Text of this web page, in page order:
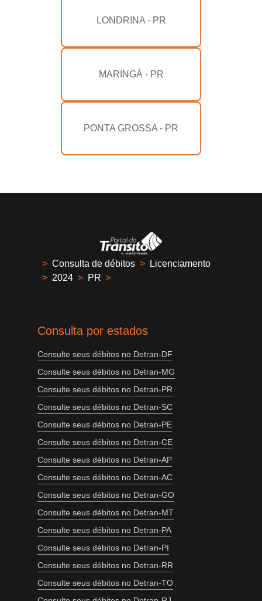
LONDRINA - PR
MARINGÁ - PR
PONTA GROSSA - PR
> Consulta de débitos >
Licenciamento
> 2024 > PR >
Consulta por estados
Consulte seus débitos no Detran-DF
Consulte seus débitos no Detran-MG
Consulte seus débitos no Detran-PR
Consulte seus débitos no Detran-SC
Consulte seus débitos no Detran-PE
Consulte seus débitos no Detran-CE
Consulte seus débitos no Detran-AP
Consulte seus débitos no Detran-AC
Consulte seus débitos no Detran-GO
Consulte seus débitos no Detran-MT
Consulte seus débitos no Detran-PA
Consulte seus débitos no Detran-PI
Consulte seus débitos no Detran-RR
Consulte seus débitos no Detran-TO